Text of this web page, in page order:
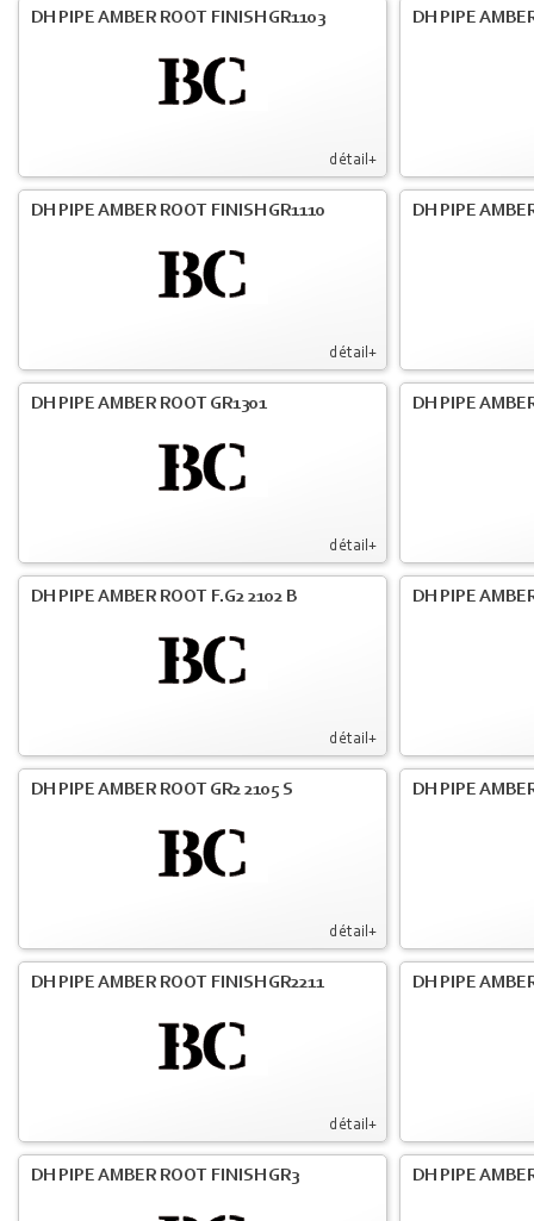
détail+
DH PIPE AMBER ROOT FINISH GR1103 DH PIPE
détail+
DH PIPE AMBER ROOT FINISH GR1110 DH PIPE
détail+
DH PIPE AMBER ROOT GR1301 DH PIPE
détail+
DH PIPE AMBER ROOT F.G2 2102 B DH PIPE
détail+
DH PIPE AMBER ROOT GR2 2105 S DH PIPE
détail+
DH PIPE AMBER ROOT FINISH GR2211 DH PIPE
DH PIPE AMBER ROOT FINISH GR3 DH PIPE